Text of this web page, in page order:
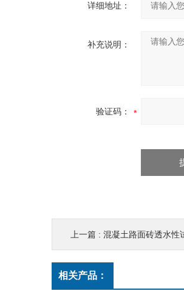
详细地址：
补充说明：
验证码：
上一篇 : 混凝土路面砖透水性
相关产品：